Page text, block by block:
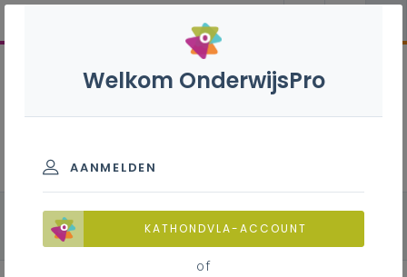
alle onderdelen Biologie
Fysica
Chemie
Welkom OnderwijsPro
AANMELDEN
KATHONDVLA-ACCOUNT
of